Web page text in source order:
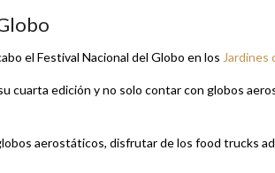
el Festival Nacional del Globo en los Jardines
cuarta edición y no solo contar con globos
aerostáticos, disfrutar de los food trucks